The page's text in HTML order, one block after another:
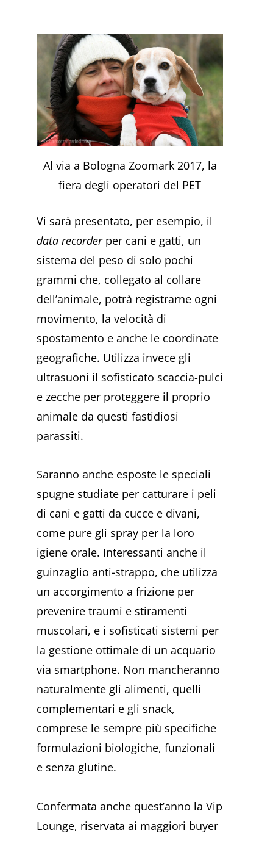
Al via a Bologna Zoomark 2017, la
fiera degli operatori del PET
Vi sarà presentato, per esempio, il
data recorderper cani e gatti, un
sistema del peso di solo pochi
grammi che, collegato al collare
dell’animale, potrà registrarne ogni
movimento, la velocità di
spostamento e anche le coordinate
geografiche. Utilizza invece gli
ultrasuoni il sofisticato scaccia-pulci
e zecche per proteggere il proprio
animale da questi fastidiosi
parassiti.
Saranno anche esposte le speciali
spugne studiate per catturare i peli
di cani e gatti da cucce e divani,
come pure gli spray per la loro
igiene orale. Interessanti anche il
guinzaglio anti-strappo, che utilizza
un accorgimento a frizione per
prevenire traumi e stiramenti
muscolari, e i sofisticati sistemi per
la gestione ottimale di un acquario
via smartphone. Non mancheranno
naturalmente gli alimenti, quelli
complementari e gli snack,
comprese le sempre più specifiche
formulazioni biologiche, funzionali
e senza glutine.
Confermata anche quest’anno la Vip
Lounge, riservata ai maggiori buyer